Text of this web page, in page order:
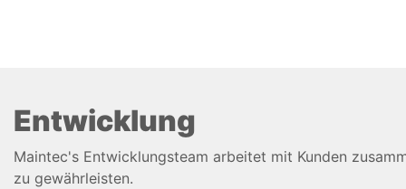
Entwicklung
Maintec's Entwicklungsteam arbeitet mit Kunden
zu gewährleisten.